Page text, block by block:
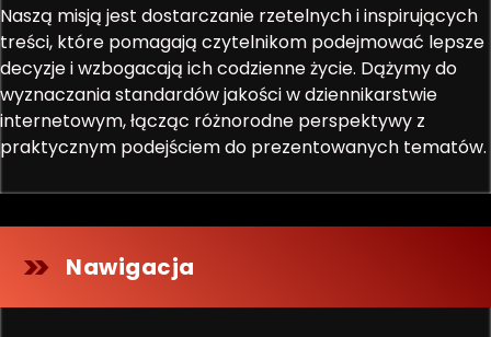
Naszą misją jest dostarczanie rzetelnych i inspirujących
treści, które pomagają czytelnikom podejmować lepsze
decyzje i wzbogacają ich codzienne życie. Dążymy do
wyznaczania standardów jakości w dziennikarstwie
internetowym, łącząc różnorodne perspektywy z
praktycznym podejściem do prezentowanych tematów.
Nawigacja